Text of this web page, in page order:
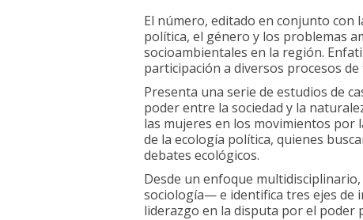
El número, editado en conjunto con
política, el género y los problemas
socioambientales en la región.
participación a diversos procesos
Presenta una serie de estudios de
poder entre la sociedad y la
las mujeres en los movimientos por
de la ecología política, quienes
debates ecológicos.
Desde un enfoque
sociología— e identifica tres ejes de
liderazgo en la disputa por el poder